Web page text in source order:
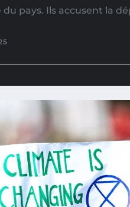
pays. Ils accusent la